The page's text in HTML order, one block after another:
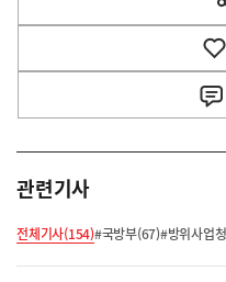
음
관련기사
전체기사(154)#국방부(67)#방위사업